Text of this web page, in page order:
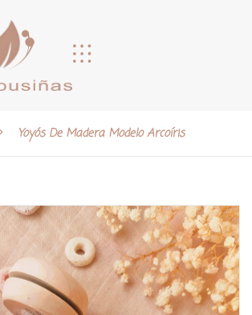
Yoyós De Madera Modelo Arcoíris